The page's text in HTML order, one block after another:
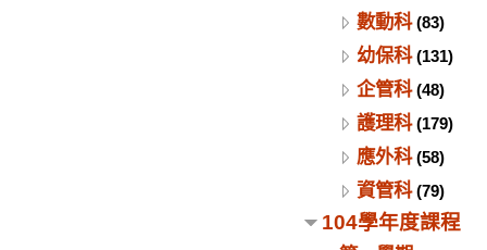
數動科(83)
幼保科(131)
企管科(48)
護理科(179)
應外科(58)
資管科(79)
104學年度課程